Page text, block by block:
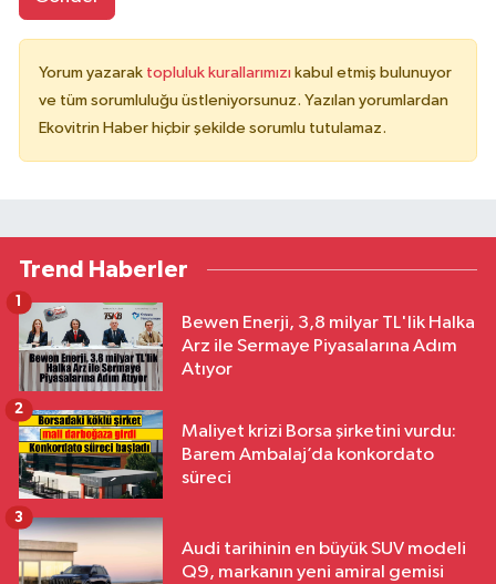
Yorum yazarak topluluk kurallarımızı kabul etmiş bulunuyor
ve tüm sorumluluğu üstleniyorsunuz. Yazılan yorumlardan
Ekovitrin Haber hiçbir şekilde sorumlu tutulamaz.
Trend Haberler
Bewen Enerji, 3,8 milyar TL'lik Halka
Arz ile Sermaye Piyasalarına Adım
Atıyor
1
Maliyet krizi Borsa şirketini vurdu:
Barem Ambalaj’da konkordato
süreci
2
Audi tarihinin en büyük SUV modeli
Q9, markanın yeni amiral gemisi
3